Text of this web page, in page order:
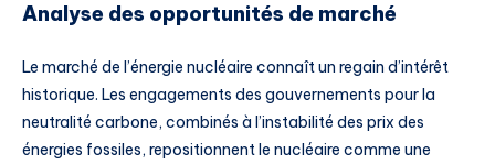
Analyse des opportunités de marché
Le marché de l’énergie nucléaire connaît un regain d’intérêt
historique. Les engagements des gouvernements pour la
neutralité carbone, combinés à l’instabilité des prix des
énergies fossiles, repositionnent le nucléaire comme une